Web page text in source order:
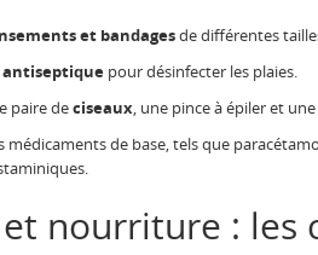
et bandagesde différentes
antiseptique pour désinfecter les plaies.
paire deciseaux, une pince à épiler et
médicaments de base, tels que
et nourriture : les